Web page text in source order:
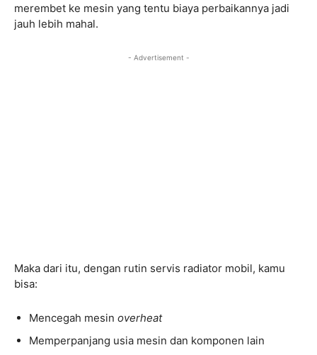
merembet ke mesin yang tentu biaya perbaikannya jadi
jauh lebih mahal.
- Advertisement -
Maka dari itu, dengan rutin servis radiator mobil, kamu
bisa:
Mencegah mesin overheat
Memperpanjang usia mesin dan komponen lain